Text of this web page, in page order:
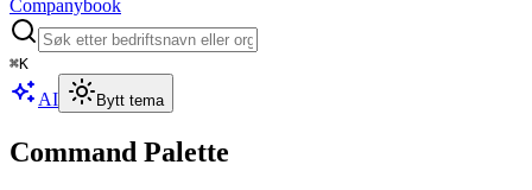
Companybook
⌘K
AI Bytt tema
Command Palette